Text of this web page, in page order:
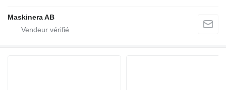
Maskinera AB